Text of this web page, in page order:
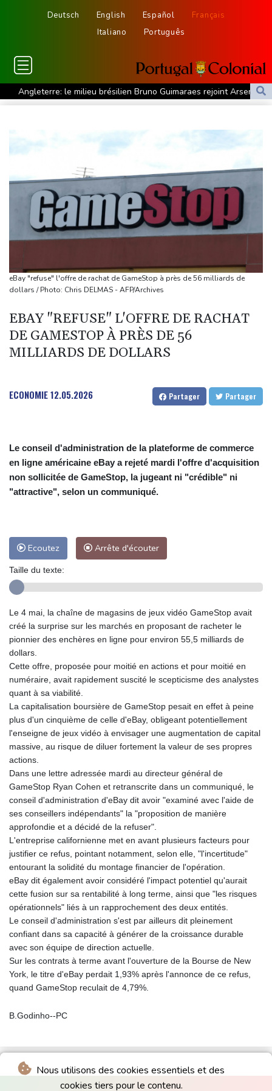
Nous utilisons des cookies essentiels et des
cookies tiers pour le contenu.
Deutsch English Español
Français
Italiano
Português
Angleterre: le milieu brésilien Bruno Guimaraes rejoint Arsenal
Tour de France: la lauréate sortante Pauline Ferrand-Prévot
Violences sexuelles sur mineurs : le gouvernement se penche
A Kiev, dernier adieu à un bénévole qui a consacré sa vie aux
morts
Euro d'athlétisme: Duplantis, Werro, Jacobs, les stars à suivre à
Birmingham
Le Sénat américain approuve la nomination de Todd Blanche
comme ministre de la Justice
Zelensky en Serbie pour sa première visite chez cet allié de
Moscou
Vin: une étude sur sept siècles montre les ravages du
un mois sans JT
eBay "refuse" l'offre de rachat de GameStop à près de 56 milliards de
dollars / Photo: Chris DELMAS - AFP/Archives
EBAY "REFUSE" L'OFFRE DE RACHAT
DE GAMESTOP À PRÈS DE 56
MILLIARDS DE DOLLARS
ECONOMIE12.05.2026 Partager Partager
Le conseil d'administration de la plateforme de commerce
en ligne américaine eBay a rejeté mardi l'offre d'acquisition
non sollicitée de GameStop, la jugeant ni "crédible" ni
"attractive", selon un communiqué.
Ecoutez Arrête d'écouter
Taille du texte:
Le 4 mai, la chaîne de magasins de jeux vidéo GameStop avait
créé la surprise sur les marchés en proposant de racheter le
pionnier des enchères en ligne pour environ 55,5 milliards de
dollars.
Cette offre, proposée pour moitié en actions et pour moitié en
numéraire, avait rapidement suscité le scepticisme des analystes
quant à sa viabilité.
La capitalisation boursière de GameStop pesait en effet à peine
plus d'un cinquième de celle d'eBay, obligeant potentiellement
l'enseigne de jeux vidéo à envisager une augmentation de capital
massive, au risque de diluer fortement la valeur de ses propres
actions.
Dans une lettre adressée mardi au directeur général de
GameStop Ryan Cohen et retranscrite dans un communiqué, le
conseil d'administration d'eBay dit avoir "examiné avec l'aide de
ses conseillers indépendants" la "proposition de manière
approfondie et a décidé de la refuser".
L'entreprise californienne met en avant plusieurs facteurs pour
justifier ce refus, pointant notamment, selon elle, "l'incertitude"
entourant la solidité du montage financier de l'opération.
eBay dit également avoir considéré l'impact potentiel qu'aurait
cette fusion sur sa rentabilité à long terme, ainsi que "les risques
opérationnels" liés à un rapprochement des deux entités.
Le conseil d'administration s'est par ailleurs dit pleinement
confiant dans sa capacité à générer de la croissance durable
avec son équipe de direction actuelle.
Sur les contrats à terme avant l'ouverture de la Bourse de New
York, le titre d'eBay perdait 1,93% après l'annonce de ce refus,
quand GameStop reculait de 4,79%.
B.Godinho--PC